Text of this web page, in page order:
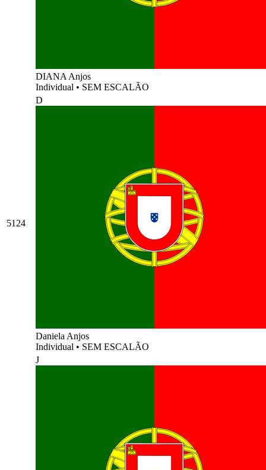
DIANA Anjos
Individual • SEM ESCALÃO
5124
D
Daniela Anjos
Individual • SEM ESCALÃO
J